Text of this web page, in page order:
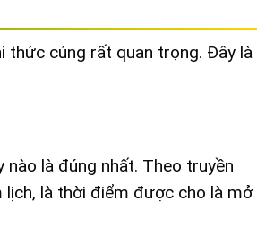
thức cúng rất quan trọng. Đây là
nào là đúng nhất. Theo truyền
lịch, là thời điểm được cho là mở